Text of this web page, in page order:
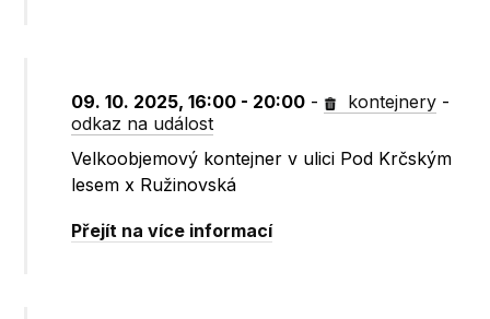
09. 10. 2025, 16:00 - 20:00 - kontejnery -
odkaz na událost
Velkoobjemový kontejner v ulici Pod Krčským
lesem x Ružinovská
Přejít na více informací